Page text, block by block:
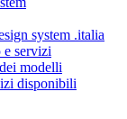
system .italia
e servizi
modelli
disponibili